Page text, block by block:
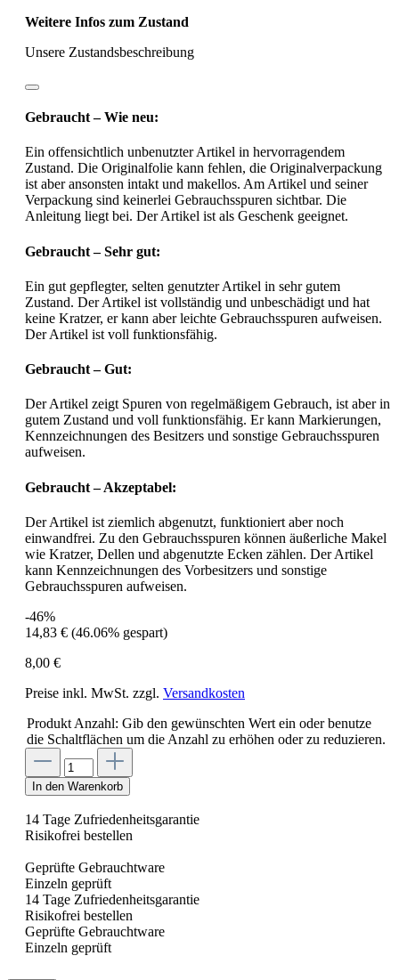
Weitere Infos zum Zustand
Unsere Zustandsbeschreibung
Gebraucht – Wie neu:
Ein offensichtlich unbenutzter Artikel in hervorragendem
Zustand. Die Originalfolie kann fehlen, die Originalverpackung
ist aber ansonsten intakt und makellos. Am Artikel und seiner
Verpackung sind keinerlei Gebrauchsspuren sichtbar. Die
Anleitung liegt bei. Der Artikel ist als Geschenk geeignet.
Gebraucht – Sehr gut:
Ein gut gepflegter, selten genutzter Artikel in sehr gutem
Zustand. Der Artikel ist vollständig und unbeschädigt und hat
keine Kratzer, er kann aber leichte Gebrauchsspuren aufweisen.
Der Artikel ist voll funktionsfähig.
Gebraucht – Gut:
Der Artikel zeigt Spuren von regelmäßigem Gebrauch, ist aber in
gutem Zustand und voll funktionsfähig. Er kann Markierungen,
Kennzeichnungen des Besitzers und sonstige Gebrauchsspuren
aufweisen.
Gebraucht – Akzeptabel:
Der Artikel ist ziemlich abgenutzt, funktioniert aber noch
einwandfrei. Zu den Gebrauchsspuren können äußerliche Makel
wie Kratzer, Dellen und abgenutzte Ecken zählen. Der Artikel
kann Kennzeichnungen des Vorbesitzers und sonstige
Gebrauchsspuren aufweisen.
-46%
14,83 € (46.06% gespart)
8,00 €
Preise inkl. MwSt. zzgl. Versandkosten
Produkt Anzahl: Gib den gewünschten Wert ein oder benutze
die Schaltflächen um die Anzahl zu erhöhen oder zu reduzieren.
In den Warenkorb
14 Tage Zufriedenheitsgarantie
Risikofrei bestellen
Geprüfte Gebrauchtware
Einzeln geprüft
14 Tage Zufriedenheitsgarantie
Risikofrei bestellen
Geprüfte Gebrauchtware
Einzeln geprüft